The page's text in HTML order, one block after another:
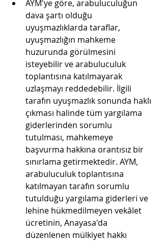
AYM'ye göre, arabuluculuğun
dava şartı olduğu
uyuşmazlıklarda taraflar,
uyuşmazlığın mahkeme
huzurunda görülmesini
isteyebilir ve arabuluculuk
toplantısına katılmayarak
uzlaşmayı reddedebilir. İlgili
tarafın uyuşmazlık sonunda haklı
çıkması halinde tüm yargılama
giderlerinden sorumlu
tutulması, mahkemeye
başvurma hakkına orantısız bir
sınırlama getirmektedir. AYM,
arabuluculuk toplantısına
katılmayan tarafın sorumlu
tutulduğu yargılama giderleri ve
lehine hükmedilmeyen vekâlet
ücretinin, Anayasa'da
düzenlenen mülkiyet hakkı